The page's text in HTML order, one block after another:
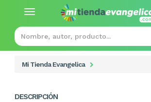
Toggle
Mi Tienda Evangelica
DESCRIPCIÓN